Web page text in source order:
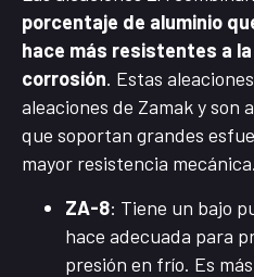
porcentaje de aluminio
hace más resistentes a
corrosión. Estas
aleaciones de Zamak y son
que soportan grandes
mayor resistencia mecánica.
ZA-8: Tiene un bajo
hace adecuada para
presión en frío. Es